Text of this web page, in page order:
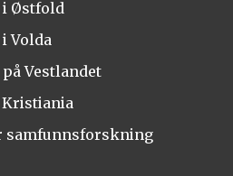
i Østfold
Volda
Vestlandet
samfunnsforskning